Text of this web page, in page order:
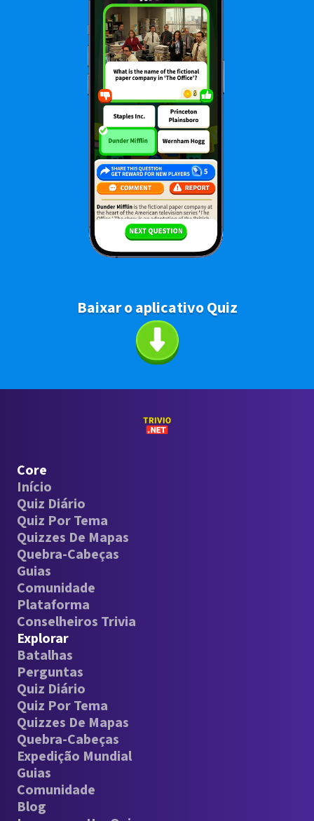
Baixar o aplicativo Quiz
Core
Início
Quiz Diário
Quiz Por Tema
Quizzes De Mapas
Quebra-Cabeças
Guias
Comunidade
Plataforma
Conselheiros Trivia
Explorar
Batalhas
Perguntas
Quiz Diário
Quiz Por Tema
Quizzes De Mapas
Quebra-Cabeças
Expedição Mundial
Guias
Comunidade
Blog